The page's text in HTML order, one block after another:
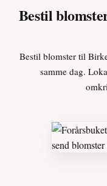
Bestil
Bestil blomster til
samme dag.